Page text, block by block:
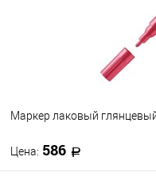
Маркер лаковый
Цена: 586